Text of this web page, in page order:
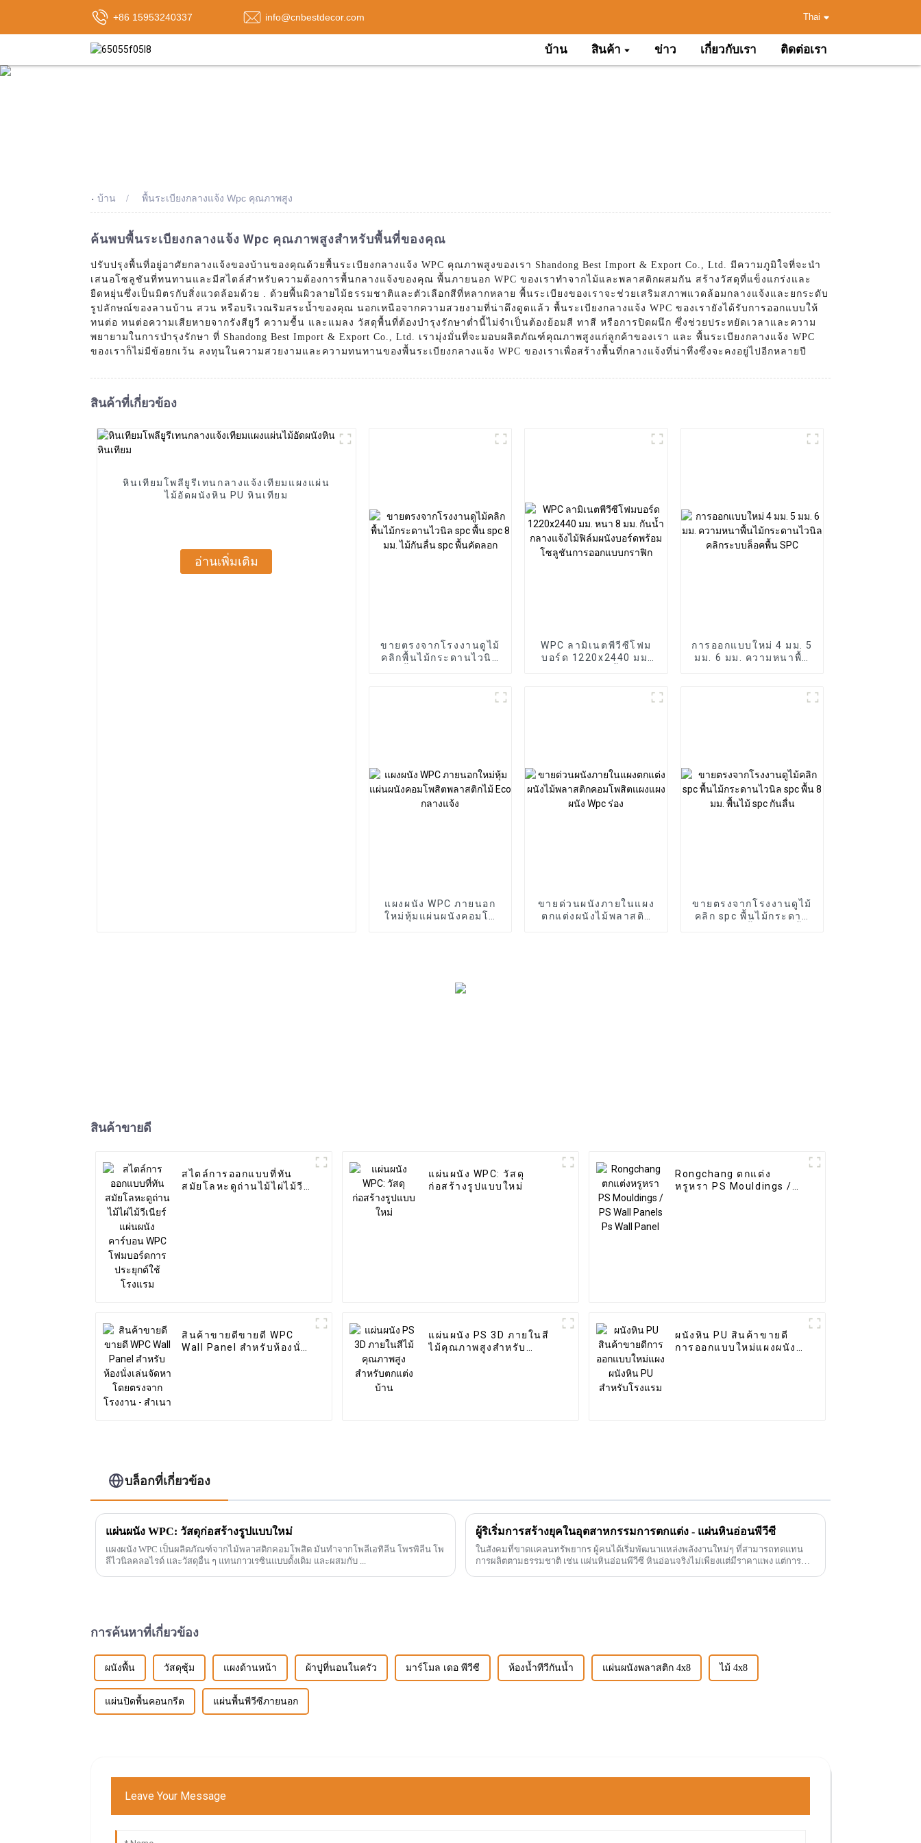
+86 15953240337 info@cnbestdecor.com Thai
บ้าน สินค้า ข่าว เกี่ยวกับเรา ติดต่อเรา
- บ้าน พื้นระเบียงกลางแจ้ง Wpc คุณภาพสูง
ค้นพบพื้นระเบียงกลางแจ้ง Wpc คุณภาพสูงสำหรับพื้นที่ของคุณ
ปรับปรุงพื้นที่อยู่อาศัยกลางแจ้งของบ้านของคุณด้วยพื้นระเบียงกลางแจ้ง WPC คุณภาพสูงของเรา Shandong Best Import & Export Co., Ltd. มีความภูมิใจที่จะนำ
เสนอโซลูชันที่ทนทานและมีสไตล์สำหรับความต้องการพื้นกลางแจ้งของคุณ พื้นภายนอก WPC ของเราทำจากไม้และพลาสติกผสมกัน สร้างวัสดุที่แข็งแกร่งและ
ยืดหยุ่นซึ่งเป็นมิตรกับสิ่งแวดล้อมด้วย . ด้วยพื้นผิวลายไม้ธรรมชาติและตัวเลือกสีที่หลากหลาย พื้นระเบียงของเราจะช่วยเสริมสภาพแวดล้อมกลางแจ้งและยกระดับ
รูปลักษณ์ของลานบ้าน สวน หรือบริเวณริมสระน้ำของคุณ นอกเหนือจากความสวยงามที่น่าดึงดูดแล้ว พื้นระเบียงกลางแจ้ง WPC ของเรายังได้รับการออกแบบให้
ทนต่อ ทนต่อความเสียหายจากรังสียูวี ความชื้น และแมลง วัสดุพื้นที่ต้องบำรุงรักษาต่ำนี้ไม่จำเป็นต้องย้อมสี ทาสี หรือการปิดผนึก ซึ่งช่วยประหยัดเวลาและความ
พยายามในการบำรุงรักษา ที่ Shandong Best Import & Export Co., Ltd. เรามุ่งมั่นที่จะมอบผลิตภัณฑ์คุณภาพสูงแก่ลูกค้าของเรา และ พื้นระเบียงกลางแจ้ง WPC
ของเราก็ไม่มีข้อยกเว้น ลงทุนในความสวยงามและความทนทานของพื้นระเบียงกลางแจ้ง WPC ของเราเพื่อสร้างพื้นที่กลางแจ้งที่น่าทึ่งซึ่งจะคงอยู่ไปอีกหลายปี
สินค้าที่เกี่ยวข้อง
หินเทียมโพลียูรีเทนกลางแจ้งเทียมแผงแผ่น
ไม้อัดผนังหิน PU หินเทียม
อ่านเพิ่มเติม
ขายตรงจากโรงงานดูไม้
คลิกพื้นไม้กระดานไวนิล
WPC ลามิเนตพีวีซีโฟม
บอร์ด 1220x2440 มม.
การออกแบบใหม่ 4 มม. 5
มม. 6 มม. ความหนาพื้น
แผงผนัง WPC ภายนอก
ใหม่หุ้มแผ่นผนังคอมโพ
ขายด่วนผนังภายในแผง
ตกแต่งผนังไม้พลาสติก
ขายตรงจากโรงงานดูไม้
คลิก spc พื้นไม้กระดาน
สินค้าขายดี
สไตล์การออกแบบที่ทัน
สมัยโลหะดูถ่านไม้ไผ่ไม้วี
แผ่นผนัง WPC: วัสดุ
ก่อสร้างรูปแบบใหม่
Rongchang ตกแต่ง
หรูหรา PS Mouldings /
สินค้าขายดีขายดี WPC
Wall Panel สำหรับห้องนั่ง
แผ่นผนัง PS 3D ภายในสี
ไม้คุณภาพสูงสำหรับ
ผนังหิน PU สินค้าขายดี
การออกแบบใหม่แผงผนัง
บล็อกที่เกี่ยวข้อง
แผ่นผนัง WPC: วัสดุก่อสร้างรูปแบบใหม่
แผงผนัง WPC เป็นผลิตภัณฑ์จากไม้พลาสติกคอมโพสิต มันทำจากโพลีเอทิลีน โพรพิลีน โพ
ลีไวนิลคลอไรด์ และวัสดุอื่น ๆ แทนกาวเรซินแบบดั้งเดิม และผสมกับ ...
ผู้ริเริ่มการสร้างยุคในอุตสาหกรรมการตกแต่ง - แผ่นหินอ่อนพีวีซี
ในสังคมที่ขาดแคลนทรัพยากร ผู้คนได้เริ่มพัฒนาแหล่งพลังงานใหม่ๆ ที่สามารถทดแทน
การผลิตตามธรรมชาติ เช่น แผ่นหินอ่อนพีวีซี หินอ่อนจริงไม่เพียงแต่มีราคาแพง แต่การขุด
การค้นหาที่เกี่ยวข้อง
ผนังพื้น วัสดุซุ้ม แผงด้านหน้า ผ้าปูที่นอนในครัว มาร์โมล เดอ พีวีซี ห้องน้ำทีวีกันน้ำ แผ่นผนังพลาสติก 4x8 ไม้ 4x8
แผ่นปิดพื้นคอนกรีต แผ่นพื้นพีวีซีภายนอก
Leave Your Message